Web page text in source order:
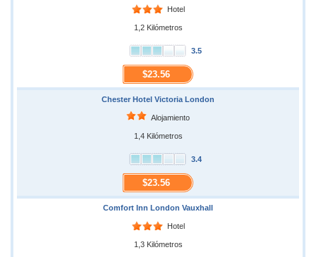
Hotel
1,2 Kilómetros
3.5
$23.56
Chester Hotel Victoria London
Alojamiento
1,4 Kilómetros
3.4
$23.56
Comfort Inn London Vauxhall
Hotel
1,3 Kilómetros